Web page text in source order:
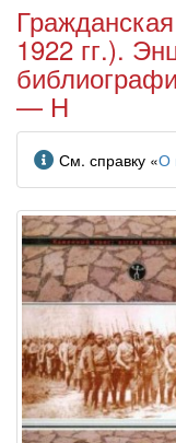
1922 гг.).
— Н
Информация
См. справку «О